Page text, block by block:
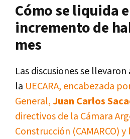
Cómo se liquida
incremento de
mes
Las discusiones se
la UECARA, encabezada
General,Juan Carlos
directivos de la Cámara
Construcción (CAMARCO)